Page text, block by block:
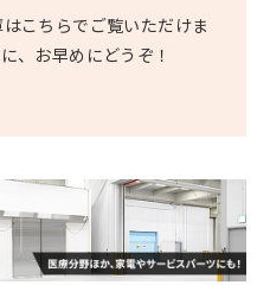
こちらでご覧いただけま
、お早めにどうぞ！